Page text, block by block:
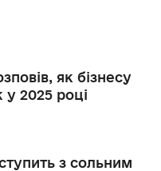
як бізнесу
у 2025 році
з сольним